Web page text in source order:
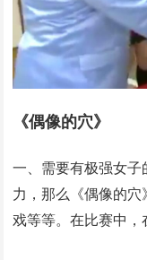
《偶像的穴》
一、需要有极强女
力，那么《偶像的
戏等等。在比赛中，